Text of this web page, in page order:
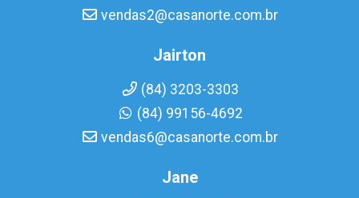
vendas2@casanorte.com.br
Jairton
(84) 3203-3303
(84) 99156-4692
vendas6@casanorte.com.br
Jane